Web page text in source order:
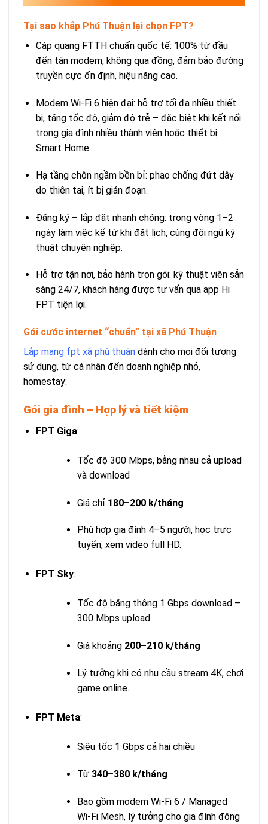
Tại sao khắp Phú Thuận lại chọn FPT?
Cáp quang FTTH chuẩn quốc tế: 100% từ đầu
đến tận modem, không qua đồng, đảm bảo đường
truyền cực ổn định, hiệu năng cao.
Modem Wi‑Fi 6 hiện đại: hỗ trợ tối đa nhiều thiết
bị, tăng tốc độ, giảm độ trễ – đặc biệt khi kết nối
trong gia đình nhiều thành viên hoặc thiết bị
Smart Home.
Hạ tầng chôn ngầm bền bỉ: phao chống đứt dây
do thiên tai, ít bị gián đoạn.
Đăng ký – lắp đặt nhanh chóng: trong vòng 1–2
ngày làm việc kể từ khi đặt lịch, cùng đội ngũ kỹ
thuật chuyên nghiệp.
Hỗ trợ tận nơi, bảo hành trọn gói: kỹ thuật viên sẵn
sàng 24/7, khách hàng được tư vấn qua app Hi
FPT tiện lợi.
Gói cước internet “chuẩn” tại xã Phú Thuận
Lắp mạng fpt xã phú thuận dành cho mọi đối tượng
sử dụng, từ cá nhân đến doanh nghiệp nhỏ,
homestay:
Gói gia đình – Hợp lý và tiết kiệm
FPT Giga:
Tốc độ 300 Mbps, bằng nhau cả upload
và download
Giá chỉ 180–200 k/tháng
Phù hợp gia đình 4–5 người, học trực
tuyến, xem video full HD.
FPT Sky:
Tốc độ băng thông 1 Gbps download –
300 Mbps upload
Giá khoảng 200–210 k/tháng
Lý tưởng khi có nhu cầu stream 4K, chơi
game online.
FPT Meta:
Siêu tốc 1 Gbps cả hai chiều
Từ 340–380 k/tháng
Bao gồm modem Wi‑Fi 6 / Managed
Wi‑Fi Mesh, lý tưởng cho gia đình đông